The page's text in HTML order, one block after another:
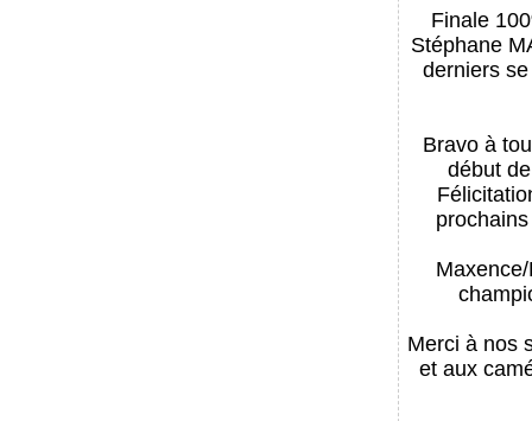
Finale
Stéphane
derniers
Bravo à
début
Merci à nos
et aux